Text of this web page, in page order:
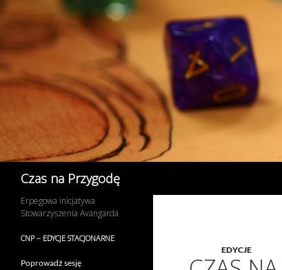
treści
Czas na Przygodę
EDYCJE
Erpegowa inicjatywa
Stowarzyszenia Avangarda
CNP – EDYCJE STACJONARNE
Poprowadź sesję